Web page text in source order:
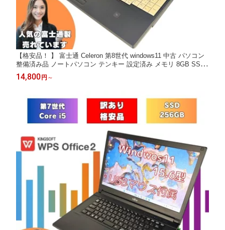
【格安品！ 】 富士通 Celeron 第8世代 windows11 中古 パソコン
整備済み品 ノートパソコン テンキー 設定済み メモリ 8GB SSD
256GB 15.6インチ 15.6型 Office付 中古パソコン 中古ノートパソ
コン 初心者向け 型落ち windows 11 a579b-cel-wakeari-1
14,800円 ～